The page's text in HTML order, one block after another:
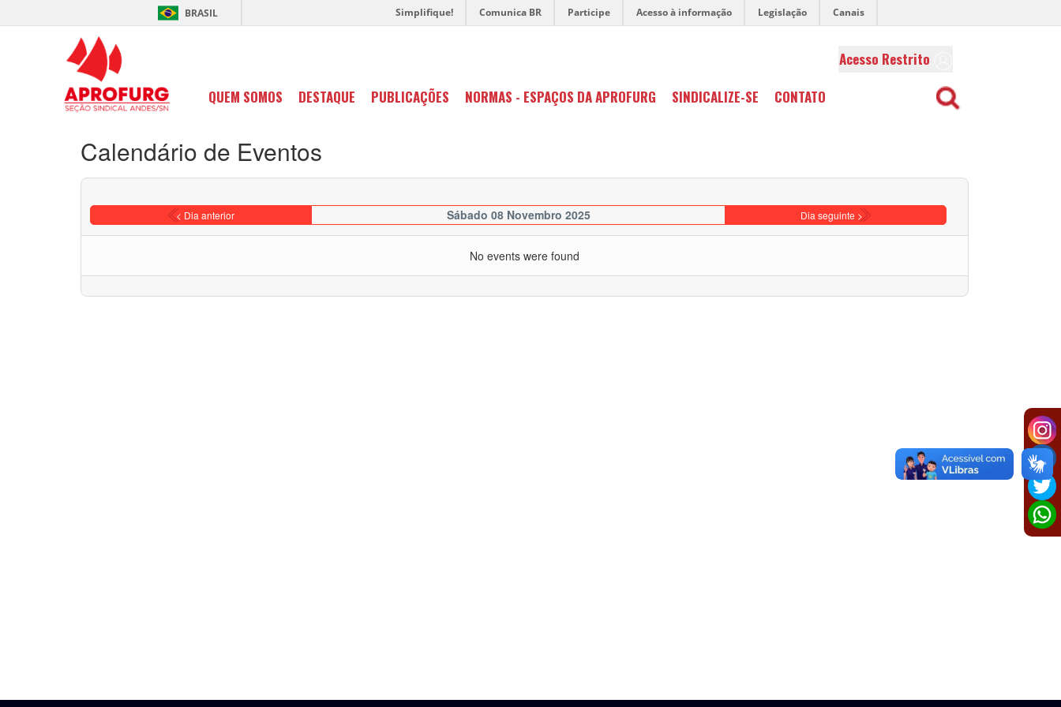
BRASIL Simplifique! Comunica BR Participe Acesso à informação Legislação Canais
QUEM SOMOS DESTAQUE PUBLICAÇÕES NORMAS - ESPAÇOS DA APROFURG SINDICALIZE-SE CONTATO
Acesso Restrito
Calendário de Eventos
< Dia anterior Sábado 08 Novembro 2025 Dia seguinte >
No events were found